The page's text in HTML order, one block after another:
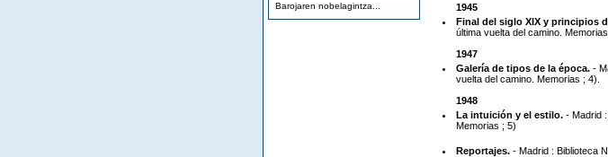
Barojaren nobelagintza...
1945
Final del siglo XIX y principios
última vuelta del camino. Memorias
1947
Galería de tipos de la época. -
vuelta del camino. Memorias ; 4).
1948
La intuición y el estilo. - Madrid
Memorias ; 5)
Reportajes. - Madrid : Biblioteca